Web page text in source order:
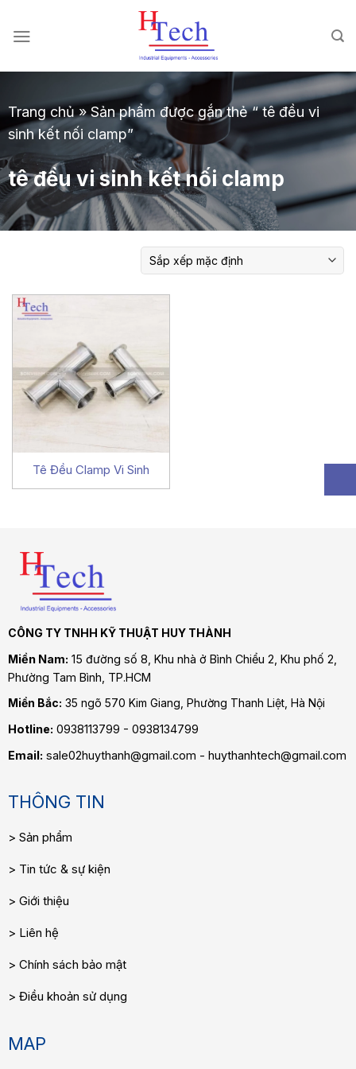
đến
dung
Trang chủ»Sản phẩm được gắn thẻ “ tê đều vi
sinh kết nối clamp”
tê đều vi sinh kết nối clamp
Tê Đều Clamp Vi Sinh
CÔNG TY TNHH KỸ THUẬT HUY THÀNH
Miền Nam: 15 đường số 8, Khu nhà ở Bình Chiểu 2, Khu phố 2,
Phường Tam Bình , TP.HCM
Miền Bắc: 35 ngõ 570 Kim Giang, Phường Thanh Liệt, Hà Nội
Hotline: 0938113799 - 0938134799
Email: sale02huythanh@gmail.com - huythanhtech@gmail.com
THÔNG TIN
Sản phẩm
Tin tức & sự kiện
Giới thiệu
Liên hệ
Chính sách bảo mật
Điều khoản sử dụng
MAP